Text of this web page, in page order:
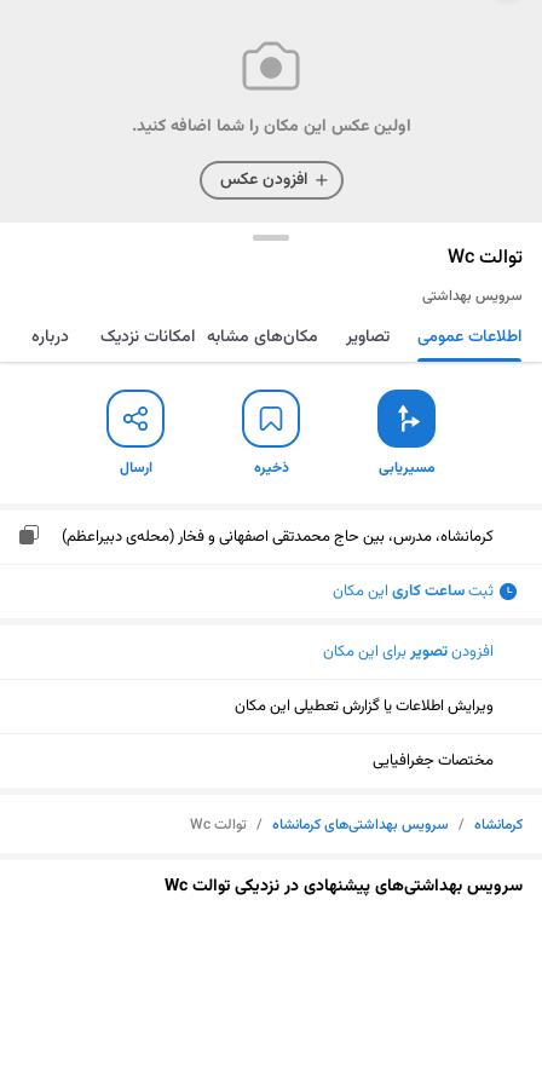
اولین عکس این مکان را شما اضافه کنید.
افزودن عکس
توالت Wc
سرویس بهداشتی
مسیریابی ذخیره ارسال اطلاعات عمومی تصاویر مکان‌های مشابه امکانات نزدیک درباره
مسیریابی ذخیره ارسال
کرمانشاه، مدرس، بین حاج محمدتقی اصفهانی و فخار (محله‌ی دبیراعظم)
ثبتساعت کاری این مکان
افزودنتصویربرای این مکان
ویرایش اطلاعات یا گزارش تعطیلی این مکان
مختصات جغرافیایی
کرمانشاه / سرویس بهداشتی‌های کرمانشاه / توالت Wc
سرویس بهداشتی‌های پیشنهادی در نزدیکی توالت Wc